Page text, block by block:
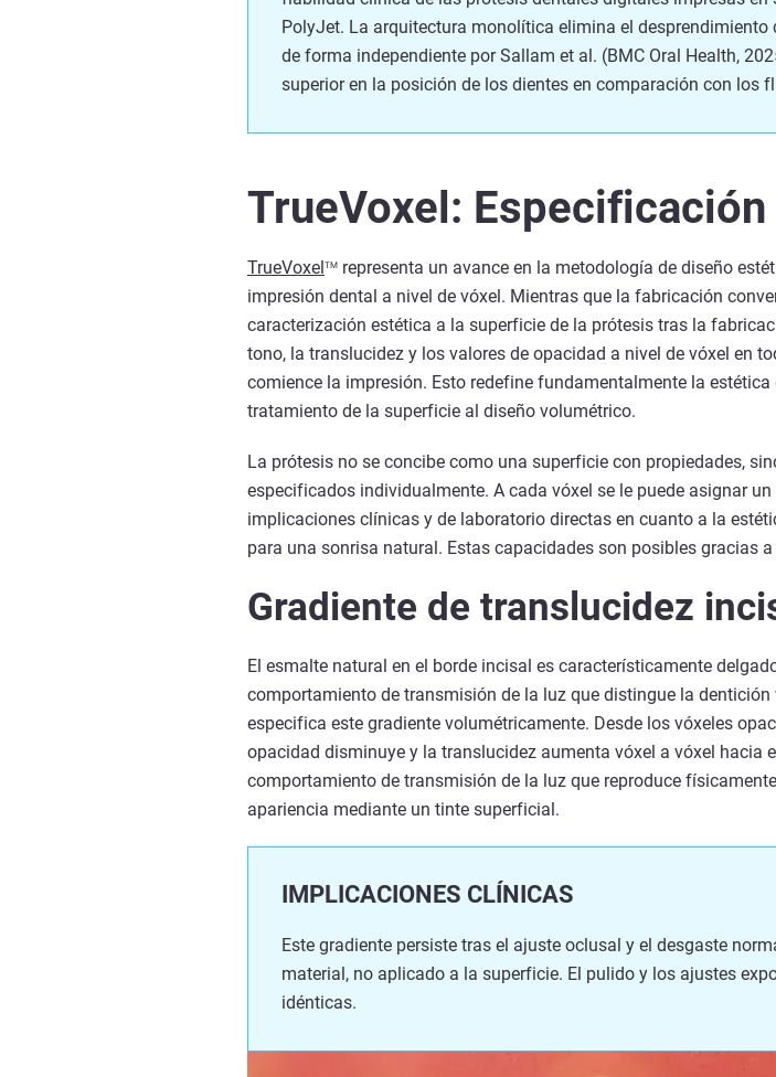
PolyJet. La arquitectura monolítica elimina el
de forma independiente por Sallam et al. (BMC Oral Health,
superior en la posición de los dientes en comparación con los
TrueVoxel:
TrueVoxel TM
representa un avance en la metodología de diseño
impresión dental a nivel de vóxel. Mientras que la fabricación
caracterización estética a la superficie de la prótesis tras la
tono, la translucidez y los valores de opacidad a nivel de vóxel en
comience la impresión. Esto redefine fundamentalmente la
tratamiento de la superficie al diseño volumétrico.
La prótesis no se concibe como una superficie con propiedades,
especificados individualmente. A cada vóxel se le puede asignar
implicaciones clínicas y de laboratorio directas en cuanto a la
para una sonrisa natural. Estas capacidades son posibles gracias
Gradiente de translucidez
El esmalte natural en el borde incisal es característicamente
comportamiento de transmisión de la luz que distingue la
especifica este gradiente volumétricamente. Desde los vóxeles
opacidad disminuye y la translucidez aumenta vóxel a vóxel hacia
comportamiento de transmisión de la luz que reproduce
apariencia mediante un tinte superficial.
IMPLICACIONES CLÍNICAS
Este gradiente persiste tras el ajuste oclusal y el desgaste
material, no aplicado a la superficie. El pulido y los ajustes
idénticas.